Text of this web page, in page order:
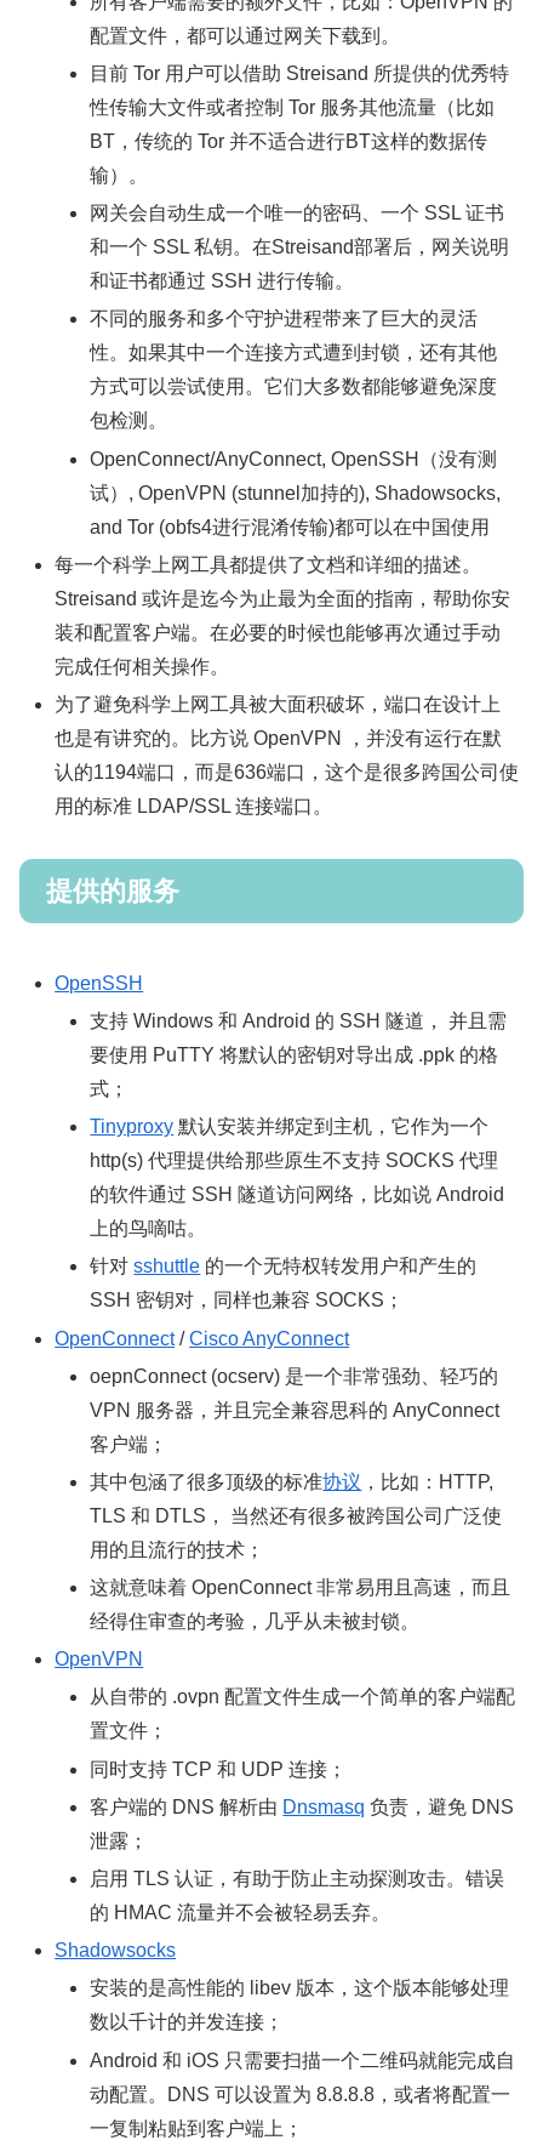
配置文件，都可以通过网关下载到。
目前 Tor 用户可以借助 Streisand 所提供的优秀特
性传输大文件或者控制 Tor 服务其他流量（比如
BT，传统的 Tor 并不适合进行BT这样的数据传
输）。
网关会自动生成一个唯一的密码、一个 SSL 证书
和一个 SSL 私钥。在Streisand部署后，网关说明
和证书都通过 SSH 进行传输。
不同的服务和多个守护进程带来了巨大的灵活
性。如果其中一个连接方式遭到封锁，还有其他
方式可以尝试使用。它们大多数都能够避免深度
包检测。
OpenConnect/AnyConnect, OpenSSH（没有测
试）, OpenVPN (stunnel加持的), Shadowsocks,
and Tor (obfs4进行混淆传输)都可以在中国使用
每一个科学上网工具都提供了文档和详细的描述。
Streisand 或许是迄今为止最为全面的指南，帮助你安
装和配置客户端。在必要的时候也能够再次通过手动
完成任何相关操作。
为了避免科学上网工具被大面积破坏，端口在设计上
也是有讲究的。比方说 OpenVPN ，并没有运行在默
认的1194端口，而是636端口，这个是很多跨国公司使
用的标准 LDAP/SSL 连接端口。
提供的服务
OpenSSH
支持 Windows 和 Android 的 SSH 隧道， 并且需
要使用 PuTTY 将默认的密钥对导出成 .ppk 的格
式；
Tinyproxy 默认安装并绑定到主机，它作为一个
http(s) 代理提供给那些原生不支持 SOCKS 代理
的软件通过 SSH 隧道访问网络，比如说 Android
上的鸟嘀咕。
针对sshuttle 的一个无特权转发用户和产生的
SSH 密钥对，同样也兼容 SOCKS；
OpenConnect/Cisco AnyConnect
oepnConnect (ocserv) 是一个非常强劲、轻巧的
VPN 服务器，并且完全兼容思科的 AnyConnect
客户端；
其中包涵了很多顶级的标准协议 ，比如：HTTP,
TLS 和 DTLS， 当然还有很多被跨国公司广泛使
用的且流行的技术；
这就意味着 OpenConnect 非常易用且高速，而且
经得住审查的考验，几乎从未被封锁。
OpenVPN
从自带的 .ovpn 配置文件生成一个简单的客户端配
置文件；
同时支持 TCP 和 UDP 连接；
客户端的 DNS 解析由 Dnsmasq 负责，避免 DNS
泄露；
启用 TLS 认证，有助于防止主动探测攻击。错误
的 HMAC 流量并不会被轻易丢弃。
Shadowsocks
安装的是高性能的 libev 版本，这个版本能够处理
数以千计的并发连接；
Android 和 iOS 只需要扫描一个二维码就能完成自
动配置。DNS 可以设置为 8.8.8.8，或者将配置一
一复制粘贴到客户端上；